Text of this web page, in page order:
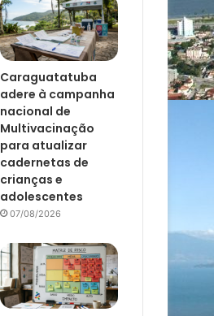
Caraguatatuba
adere à campanha
nacional de
Multivacinação
para atualizar
cadernetas de
crianças e
adolescentes
07/08/2026